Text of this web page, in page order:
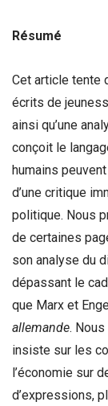
Résumé
Cet article tente
écrits de
ainsi qu’une
conçoit le
humains
d’une critique
politique. Nous
de certaines
son analyse du
dépassant le
que Marx et
allemande.
insiste sur les
l’économie sur
d’expressions,